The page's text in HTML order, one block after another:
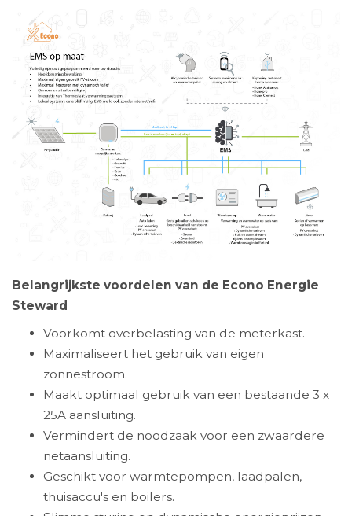
Belangrijkste voordelen van de Econo Energie
Steward
Voorkomt overbelasting van de meterkast.
Maximaliseert het gebruik van eigen
zonnestroom.
Maakt optimaal gebruik van een bestaande 3 x
25A aansluiting.
Vermindert de noodzaak voor een zwaardere
netaansluiting.
Geschikt voor warmtepompen, laadpalen,
thuisaccu's en boilers.